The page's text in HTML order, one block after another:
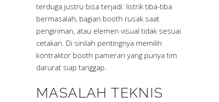
terduga justru bisa terjadi: listrik tiba-tiba
bermasalah, bagian booth rusak saat
pengiriman, atau elemen visual tidak sesuai
cetakan. Di sinilah pentingnya memilih
kontraktor booth pameran yang punya tim
darurat siap tanggap.
MASALAH TEKNIS